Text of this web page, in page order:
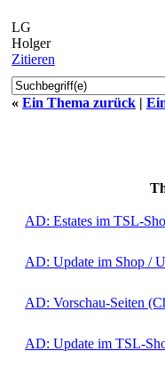
LG
Holger
Zitieren
« Ein Thema zurück |
AD: Estates im TSL-
AD: Update im Shop /
AD: Vorschau-Seiten
AD: Update im TSL-